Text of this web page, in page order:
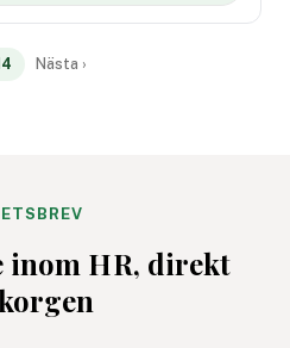
Nästa ›
inom HR, direkt